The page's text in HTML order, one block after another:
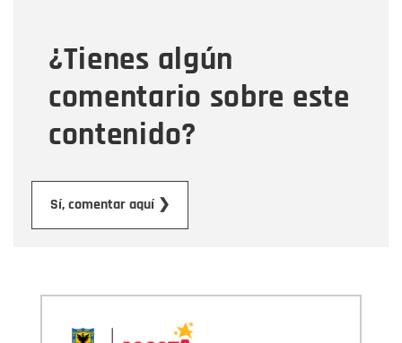
¿Tienes algún
comentario sobre este
contenido?
Sí, comentar aquí ❯
Mensaje